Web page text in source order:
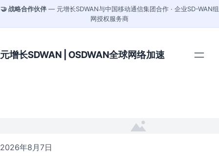
🤝 战略合作伙伴— 元增长SDWAN与中国移动通信集团合作 · 企业SD-WAN组
网授权服务商
元增长SDWAN | OSDWAN全球网络加速
2026年8月7日